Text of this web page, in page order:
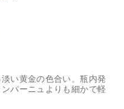
い黄金の色合い。瓶内発
パーニュよりも細かで軽